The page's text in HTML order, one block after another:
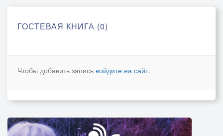
ГОСТЕВАЯ КНИГА (0)
Чтобы добавить запись войдите на сайт.